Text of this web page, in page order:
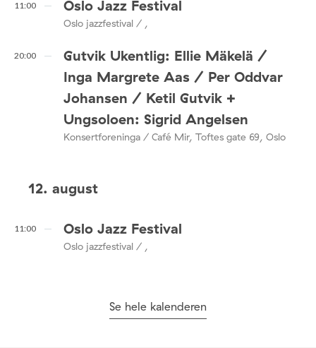
11:00 Oslo Jazz Festival
Oslo jazzfestival / ,
20:00
Gutvik Ukentlig: Ellie Mäkelä /
Inga Margrete Aas / Per Oddvar
Johansen / Ketil Gutvik +
Ungsoloen: Sigrid Angelsen
Konsertforeninga / Café Mir, Toftes gate 69, Oslo
12. august
11:00 Oslo Jazz Festival
Oslo jazzfestival / ,
Se hele kalenderen